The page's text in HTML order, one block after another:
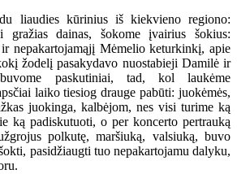
liaudies kūrinius iš kiekvieno regiono:
gražias dainas, šokome įvairius šokius:
nepakartojamąjį Mėmelio keturkinkį, apie
žodelį pasakydavo nuostabieji Damilė ir
paskutiniai, tad, kol laukėme
laiko tiesiog drauge pabūti: juokėmės,
juokinga, kalbėjom, nes visi turime ką
ką padiskutuoti, o per koncerto pertrauką
polkutę, maršiuką, valsiuką, buvo
pasidžiaugti tuo nepakartojamu dalyku,